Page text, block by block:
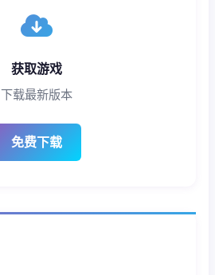
获取游戏
下载最新版本
免费下载